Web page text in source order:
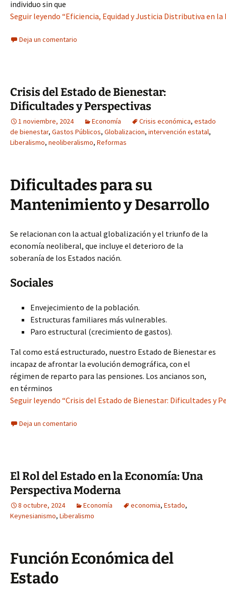
individuo sin que
Seguir leyendo “Eficiencia, Equidad y Justicia Distributiva en
Deja un comentario
Crisis del Estado de Bienestar:
Dificultades y Perspectivas
1 noviembre, 2024 Economía Crisis económica, estado
de bienestar, Gastos Públicos, Globalizacion, intervención estatal,
Liberalismo, neoliberalismo, Reformas
Dificultades para su
Mantenimiento y Desarrollo
Se relacionan con la actual globalización y el triunfo de la
economía neoliberal, que incluye el deterioro de la
soberanía de los Estados nación.
Sociales
Envejecimiento de la población.
Estructuras familiares más vulnerables.
Paro estructural (crecimiento de gastos).
Tal como está estructurado, nuestro Estado de Bienestar es
incapaz de afrontar la evolución demográfica, con el
régimen de reparto para las pensiones. Los ancianos son,
en términos
Seguir leyendo “Crisis del Estado de Bienestar: Dificultades y
Deja un comentario
El Rol del Estado en la Economía: Una
Perspectiva Moderna
8 octubre, 2024 Economía economia, Estado,
Keynesianismo, Liberalismo
Función Económica del
Estado